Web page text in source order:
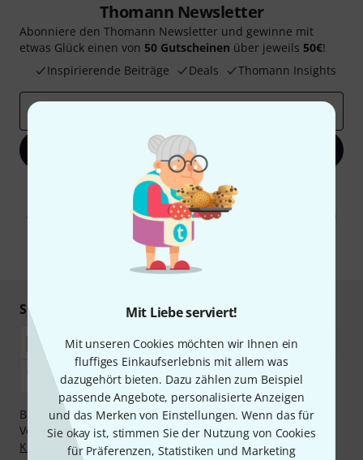
Mit Liebe serviert!
Mit unseren Cookies möchten wir Ihnen ein
fluffiges Einkaufserlebnis mit allem was
dazugehört bieten. Dazu zählen zum Beispiel
passende Angebote, personalisierte Anzeigen
und das Merken von Einstellungen. Wenn das für
Sie okay ist, stimmen Sie der Nutzung von Cookies
für Präferenzen, Statistiken und Marketing
Thomann Newsletter
Abonniere den Thomann Newsletter und gewinne mit
etwas Glück einen von 50 Gutscheinen über jeweils 50€!
Inspirierende Beiträge
Deals Thomann Insights
Jetzt anmelden
Mit Klick auf „Jetzt anmelden“ stimmen Sie dem Erhalt von E-Mail-
Werbung und einer Messung des E-Mail-Nutzungsverhaltens zu. Die
Abmeldung ist jederzeit möglich. Weitere Informationen finden Sie in
Datenschutzhinweisen
* Pflichtfeld
Sicher einkaufen & bezahlen
Bezahlen Sie vertraulich und sicher per Nachnahme,
Vorkasse, PayPal, Amazon Pay,Klarna Sofort bezahlen,
Klarna Ratenzahlungoder Kreditkarte.